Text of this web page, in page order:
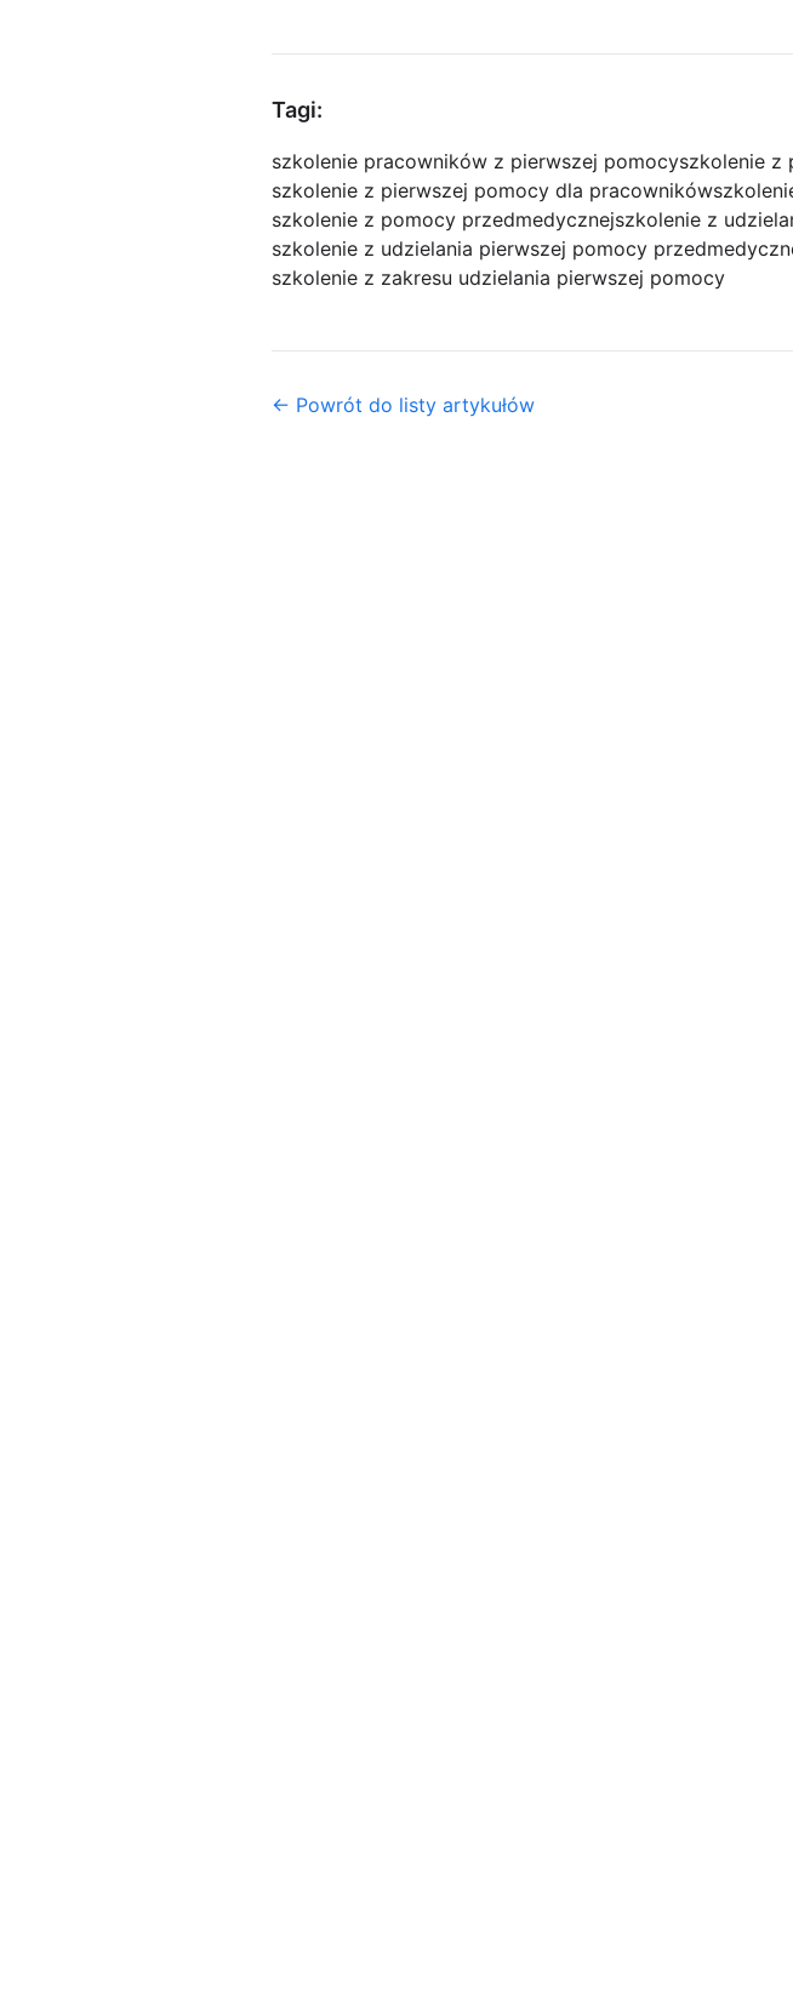
Tagi:
szkolenie pracowników z pierwszej pomocyszkolenie z
szkolenie z pierwszej pomocy dla pracowników
szkolenie z pomocy przedmedycznejszkolenie z
szkolenie z udzielania pierwszej pomocy
szkolenie z zakresu udzielania pierwszej pomocy
← Powrót do listy artykułów